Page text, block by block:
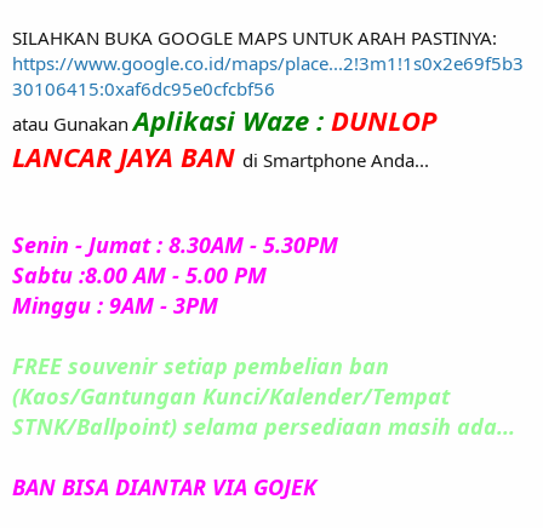
SILAHKAN BUKA GOOGLE MAPS UNTUK ARAH PASTINYA:
https://www.google.co.id/maps/place...2!3m1!1s0x2e69f5b3
30106415:0xaf6dc95e0cfcbf56
atau GunakanAplikasi Waze : DUNLOP
LANCAR JAYA BAN di Smartphone Anda...
Senin - Jumat : 8.30AM - 5.30PM
Sabtu :8.00 AM - 5.00 PM
Minggu : 9AM - 3PM
FREE souvenir setiap pembelian ban
(Kaos/Gantungan Kunci/Kalender/Tempat
STNK/Ballpoint) selama persediaan masih ada...
BAN BISA DIANTAR VIA GOJEK